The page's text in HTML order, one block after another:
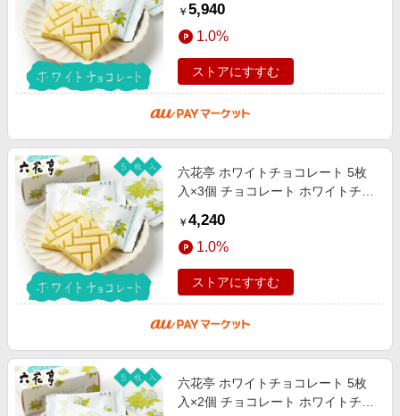
せ 老舗 バターサンド お中元 ギフ
￥ 5,940
1.0%
ストアにすすむ
六花亭 ホワイトチョコレート 5枚
入×3個 チョコレート ホワイトチョ
せ 老舗 バターサンド お中元 ギフ
￥ 4,240
1.0%
ストアにすすむ
六花亭 ホワイトチョコレート 5枚
入×2個 チョコレート ホワイトチョ